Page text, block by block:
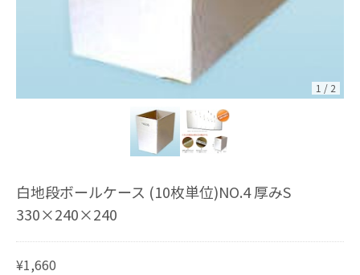
1 / 2
白地段ボールケース (10枚単位)NO.4 厚みS
330×240×240
¥1,660